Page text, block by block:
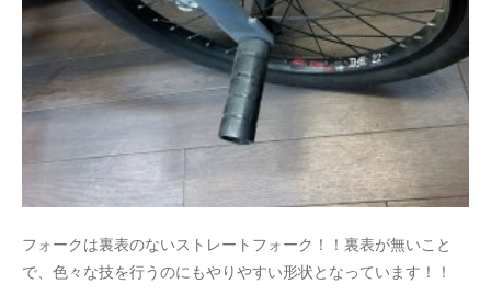
フォークは裏表のないストレートフォーク！！裏表が無いこと
で、色々な技を行うのにもやりやすい形状となっています！！